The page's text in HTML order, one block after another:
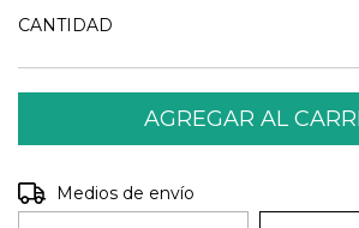
CANTIDAD
Entregas para el CP:
Medios de envío